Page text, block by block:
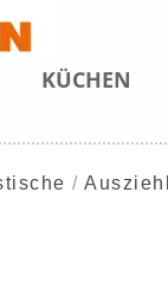
KÜCHEN